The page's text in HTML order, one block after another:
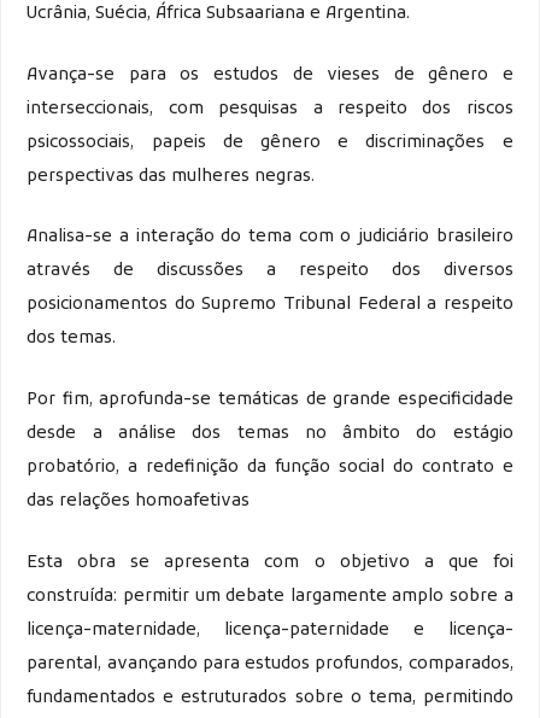
Ucrânia, Suécia, África Subsaariana e Argentina.
Avança-se para os estudos de vieses de gênero e
interseccionais, com pesquisas a respeito dos riscos
psicossociais, papeis de gênero e discriminações e
perspectivas das mulheres negras.
Analisa-se a interação do tema com o judiciário brasileiro
através de discussões a respeito dos diversos
posicionamentos do Supremo Tribunal Federal a respeito
dos temas.
Por fim, aprofunda-se temáticas de grande especificidade
desde a análise dos temas no âmbito do estágio
probatório, a redefinição da função social do contrato e
das relações homoafetivas
Esta obra se apresenta com o objetivo a que foi
construída: permitir um debate largamente amplo sobre a
licença-maternidade, licença-paternidade e licença-
parental, avançando para estudos profundos, comparados,
fundamentados e estruturados sobre o tema, permitindo